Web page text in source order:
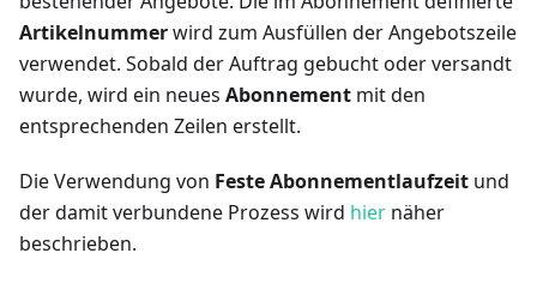
Artikelnummerwird zum Ausfüllen der Angebotszeile
verwendet. Sobald der Auftrag gebucht oder versandt
wurde, wird ein neues Abonnement mit den
entsprechenden Zeilen erstellt.
Die Verwendung von Feste Abonnementlaufzeit und
der damit verbundene Prozess wird hier näher
beschrieben.